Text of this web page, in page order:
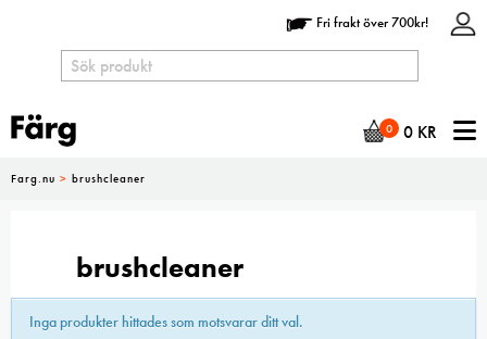
Fri frakt över 700kr!
0 0 KR
Farg.nu > brushcleaner
brushcleaner
Inga produkter hittades som motsvarar ditt val.